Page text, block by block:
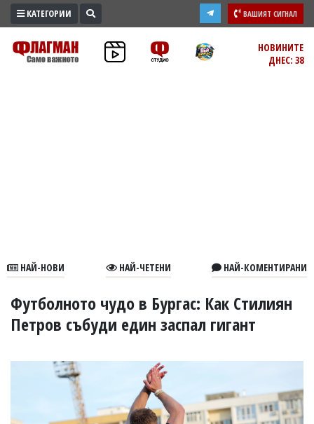
ПРОМО
ЗОНА
В
УКРАЙНА
РАЗСЛЕДВАНЕ
КАТЕГОРИИ ВАШИЯТ СИГНАЛ
НОВИНИТЕ
ДНЕС: 38
НАЙ-НОВИ НАЙ-ЧЕТЕНИ НАЙ-КОМЕНТИРАНИ
Футболното чудо в Бургас: Как Стилиян
Петров събуди един заспал гигант